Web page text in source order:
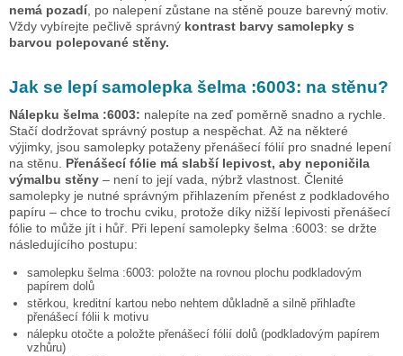
nemá pozadí, po nalepení zůstane na stěně pouze barevný motiv.
Vždy vybírejte pečlivě správný kontrast barvy samolepky s
barvou polepované stěny.
Jak se lepí samolepka šelma :6003: na stěnu?
Nálepku šelma :6003: nalepíte na zeď poměrně snadno a rychle.
Stačí dodržovat správný postup a nespěchat. Až na některé
výjimky, jsou samolepky potaženy přenášecí fólií pro snadné lepení
na stěnu. Přenášecí fólie má slabší lepivost, aby neponičila
výmalbu stěny – není to její vada, nýbrž vlastnost. Členité
samolepky je nutné správným přihlazením přenést z podkladového
papíru – chce to trochu cviku, protože díky nižší lepivosti přenášecí
fólie to může jít i hůř. Při lepení samolepky šelma :6003: se držte
následujícího postupu:
samolepku šelma :6003: položte na rovnou plochu podkladovým
papírem dolů
stěrkou, kreditní kartou nebo nehtem důkladně a silně přihlaďte
přenášecí fólii k motivu
nálepku otočte a položte přenášecí fólií dolů (podkladovým papírem
vzhůru)